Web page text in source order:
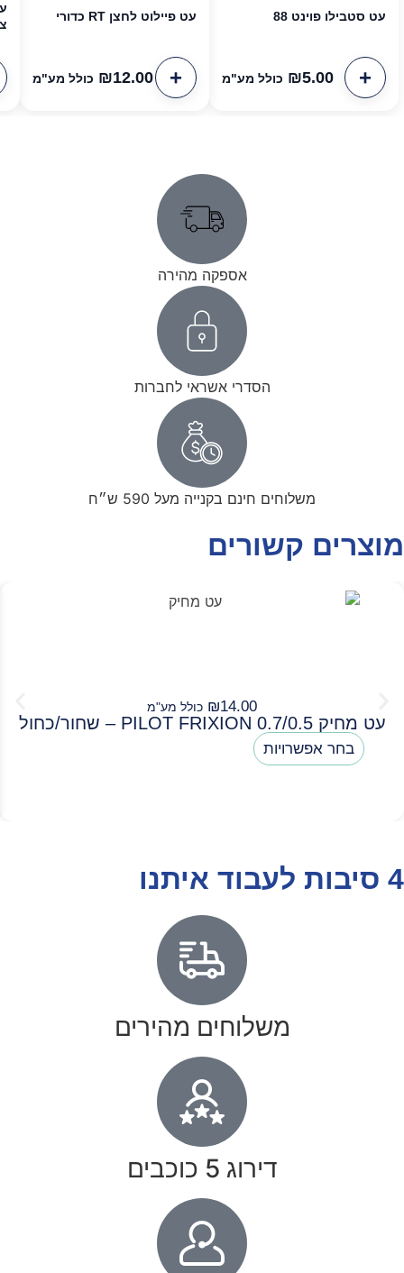
עט סטבילו פוינט 88
₪5.00 כולל מע"מ
עט פיילוט לחצן RT כדורי
₪12.00 כולל מע"מ
אספקה מהירה
הסדרי אשראי לחברות
משלוחים חינם בקנייה מעל 590 ש״ח
מוצרים קשורים
₪14.00 כולל מע"מ
עט מחיק PILOT FRIXION 0.7/0.5 – שחור/כחול
בחר אפשרויות
4 סיבות לעבוד איתנו
משלוחים מהירים
דירוג 5 כוכבים